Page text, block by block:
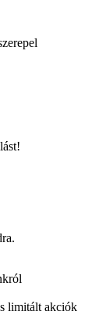
limitált akciók